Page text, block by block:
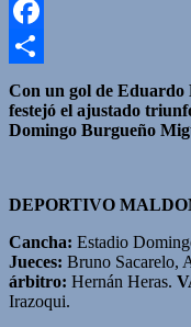
WhatsApp
Facebook
Compartir
Con un gol de Eduardo
festejó el ajustado
Domingo Burgueño
DEPORTIVO
Cancha: Estadio
Jueces: Bruno Sacarelo,
árbitro: Hernán Heras.
Irazoqui.